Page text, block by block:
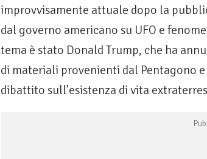
improvvisamente attuale dopo la
dal governo americano su UFO e
tema è stato Donald Trump, che ha
di materiali provenienti dal Pentagono
dibattito sull’esistenza di vita